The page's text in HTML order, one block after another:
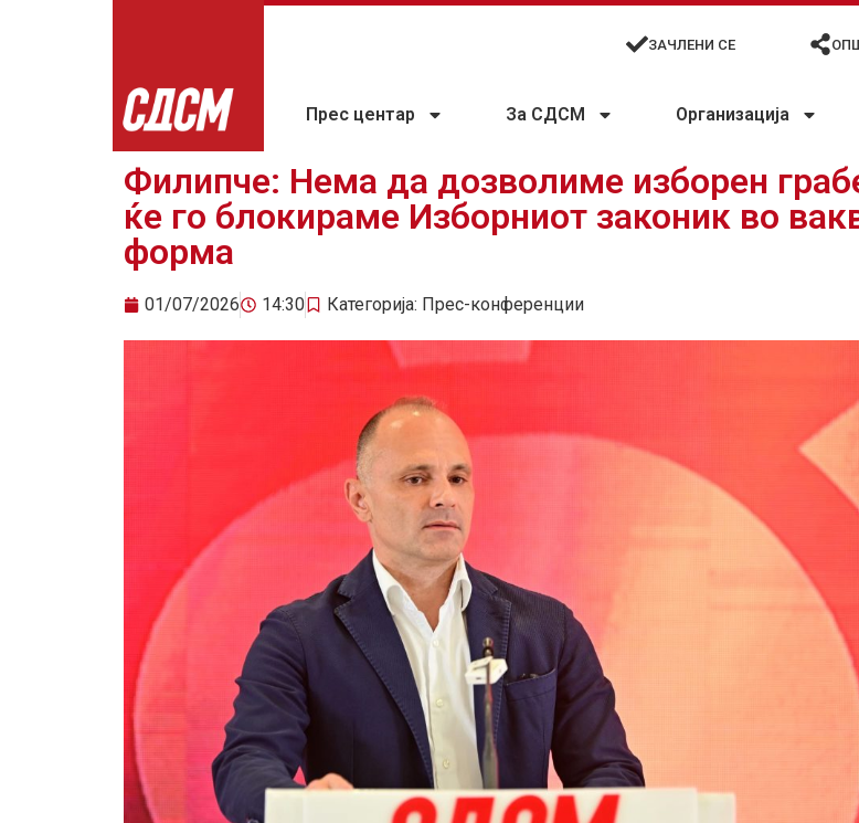
ЗАЧЛЕНИ СЕ
Прес центар За СДСМ Организација
Филипче: Нема да дозволиме изборен
ќе го блокираме Изборниот законик во
форма
01/07/2026 14:30 Категорија: Прес-конференции